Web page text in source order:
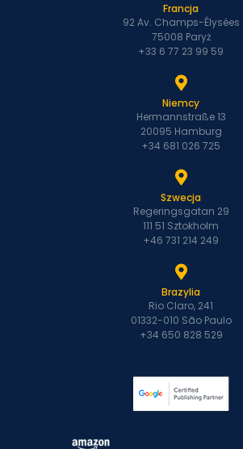
Francja
92 Av. Champs-Élysées
75008 Paryż
+33 6 77 23 99 59
Niemcy
Hermannstraße 13
20095 Hamburg
+34 681 026 725
Szwecja
Regeringsgatan 29
111 51 Sztokholm
+46 731 214 249
Brazylia
Rio Claro, 241
01332-010 São Paulo
+34 650 828 529